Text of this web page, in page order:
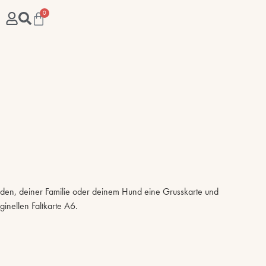
0
deiner Familie oder deinem Hund eine Grusskarte und
Faltkarte A6.